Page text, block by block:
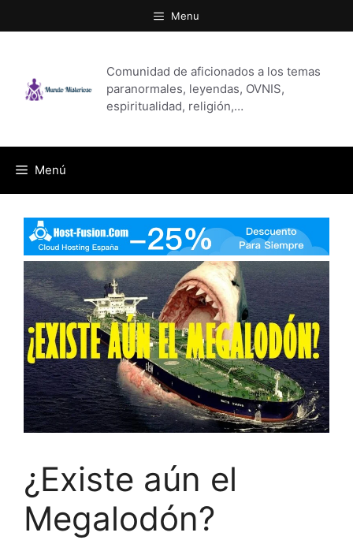
al
Menu
Comunidad de aficionados a los temas
paranormales, leyendas, OVNIS,
espiritualidad, religión,…
Menú
¿Existe aún el
Megalodón?